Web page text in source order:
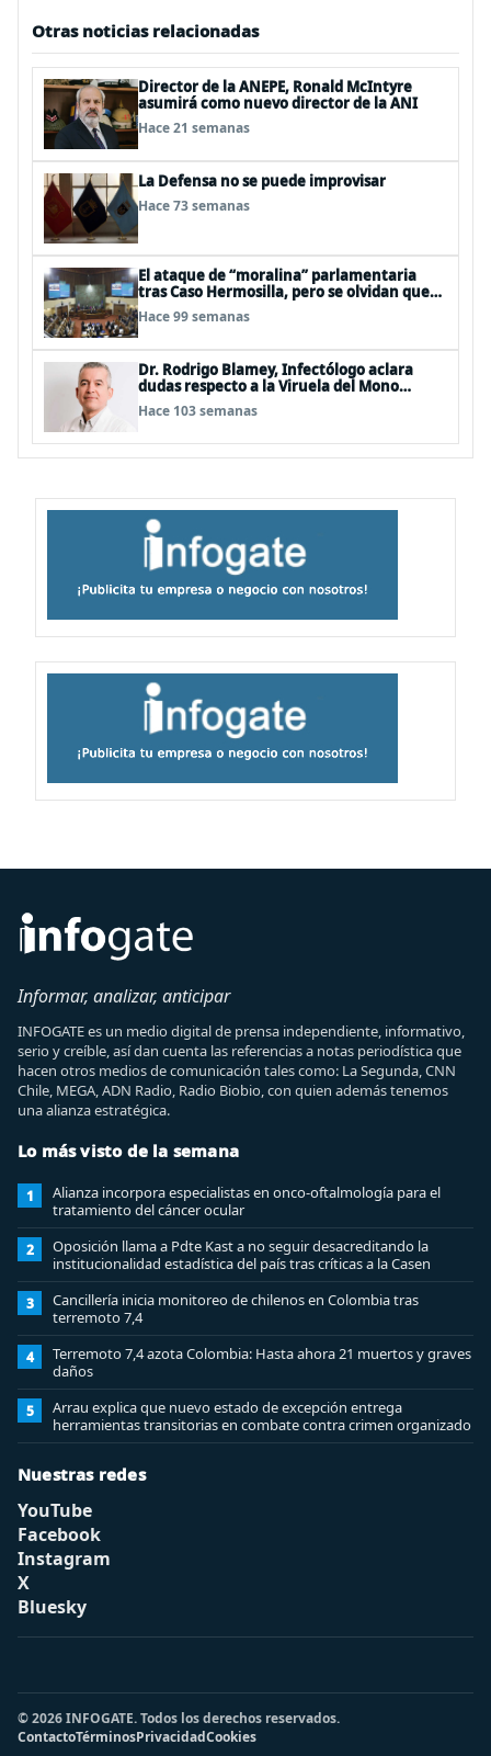
Otras noticias relacionadas
Director de la ANEPE, Ronald McIntyre
asumirá como nuevo director de la ANI
Hace 21 semanas
La Defensa no se puede improvisar
Hace 73 semanas
El ataque de “moralina” parlamentaria
tras Caso Hermosilla, pero se olvidan que
son los peor evaluados
Hace 99 semanas
Dr. Rodrigo Blamey, Infectólogo aclara
dudas respecto a la Viruela del Mono
(MPOX)
Hace 103 semanas
Informar, analizar, anticipar
INFOGATE es un medio digital de prensa independiente, informativo,
serio y creíble, así dan cuenta las referencias a notas periodística que
hacen otros medios de comunicación tales como: La Segunda, CNN
Chile, MEGA, ADN Radio, Radio Biobio, con quien además tenemos
una alianza estratégica.
Lo más visto de la semana
1
Alianza incorpora especialistas en onco-oftalmología para el
tratamiento del cáncer ocular
2
Oposición llama a Pdte Kast a no seguir desacreditando la
institucionalidad estadística del país tras críticas a la Casen
3
Cancillería inicia monitoreo de chilenos en Colombia tras
terremoto 7,4
4
Terremoto 7,4 azota Colombia: Hasta ahora 21 muertos y graves
daños
5
Arrau explica que nuevo estado de excepción entrega
herramientas transitorias en combate contra crimen organizado
Nuestras redes
YouTube
Facebook
Instagram
X
Bluesky
© 2026 INFOGATE. Todos los derechos reservados.
ContactoTérminosPrivacidadCookies